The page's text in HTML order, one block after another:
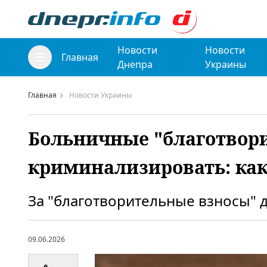
Главная
Новости
Днепра
Новости
Украины
Главная Новости Украины
Больничные
криминализировать:
За "благотворительные взносы"
09.06.2026